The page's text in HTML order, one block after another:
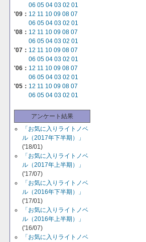
06 05 04 03 02 01
'09： 12 11 10 09 08 07
06 05 04 03 02 01
'08： 12 11 10 09 08 07
06 05 04 03 02 01
'07： 12 11 10 09 08 07
06 05 04 03 02 01
'06： 12 11 10 09 08 07
06 05 04 03 02 01
'05： 12 11 10 09 08 07
06 05 04 03 02 01
アンケート結果
「お気に入りライトノベ
ル（2017年下半期）」
('18/01)
「お気に入りライトノベ
ル（2017年上半期）」
('17/07)
「お気に入りライトノベ
ル（2016年下半期）」
('17/01)
「お気に入りライトノベ
ル（2016年上半期）」
('16/07)
「お気に入りライトノベ